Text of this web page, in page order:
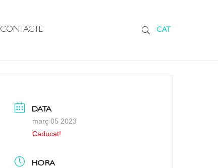
CONTACTE CAT
DATA
març 05 2023
Caducat!
HORA